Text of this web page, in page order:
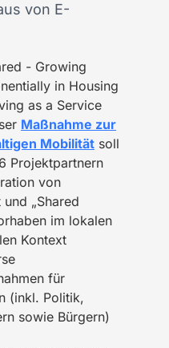
von E-
- Growing
in Housing
as a Service
Maßnahme zur
Mobilität soll
Projektpartnern
von
„Shared
im lokalen
Kontext
für
(inkl. Politik,
sowie Bürgern)